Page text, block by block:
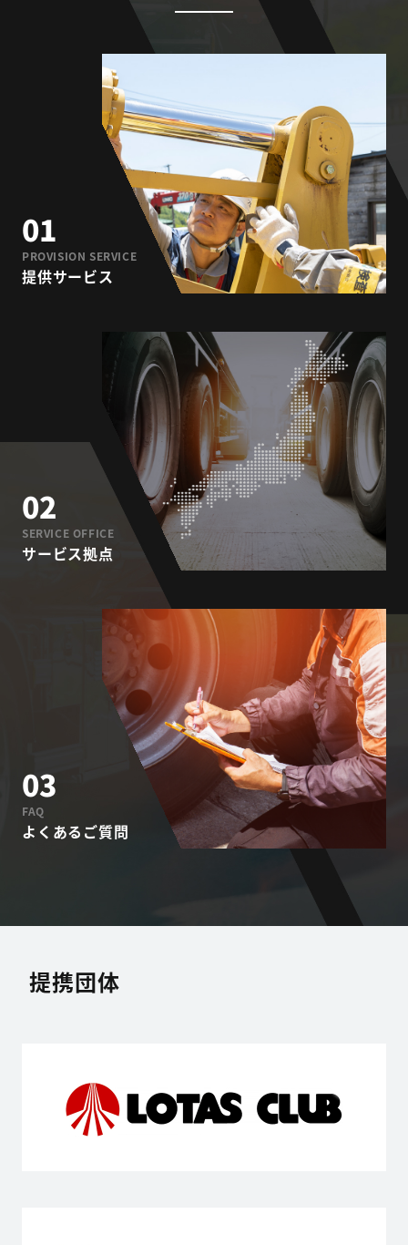
01
PROVISION SERVICE
提供サービス
02
SERVICE OFFICE
サービス拠点
03
FAQ
よくあるご質問
提携団体